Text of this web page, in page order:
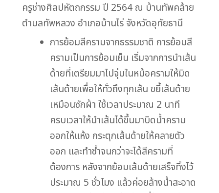
ครูช่างศิลปหัตถกรรม ปี 2564 ณ บ้านทัพคล้าย
ตำบลทัพหลวง อำเภอบ้านไร่ จังหวัดอุทัยธานี
การย้อมสีครามจากธรรมชาติ การย้อมสี
ครามเป็นการย้อมเย็น เริ่มจากการนำเส้น
ด้ายที่เตรียมมาไปจุ่มในหม้อครามให้มิด
เส้นด้ายเพื่อให้ทั่วถึงทุกเส้น ขยี้เส้นด้าย
เหมือนซักผ้า ใช้เวลาประมาณ 2 นาที
ครบเวลาให้นำเส้นได้ขึ้นมาบิดน้ำคราม
ออกให้แห้ง กระตุกเส้นด้ายให้คลายตัว
ออก และทำซ้ำจนกว่าจะได้สีครามที่
ต้องการ หลังจากย้อมเส้นด้ายเสร็จทิ้งไว้
ประมาณ 5 ชั่วโมง แล้วค่อยล้างน้ำสะอาด